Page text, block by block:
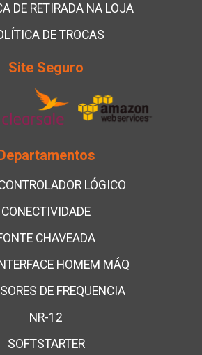
DE RETIRADA NA LOJA
DE TROCAS
Site Seguro
LÓGICO
CONECTIVIDADE
CHAVEADA
HOMEM MÁQ
DE FREQUENCIA
NR-12
SOFTSTARTER